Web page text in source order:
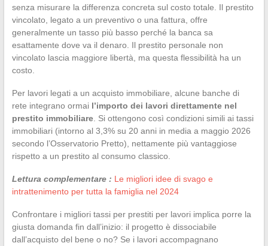
senza misurare la differenza concreta sul costo totale. Il prestito
vincolato, legato a un preventivo o una fattura, offre
generalmente un tasso più basso perché la banca sa
esattamente dove va il denaro. Il prestito personale non
vincolato lascia maggiore libertà, ma questa flessibilità ha un
costo.
Per lavori legati a un acquisto immobiliare, alcune banche di
rete integrano ormai l’importo dei lavori direttamente nel
prestito immobiliare. Si ottengono così condizioni simili ai tassi
immobiliari (intorno al 3,3% su 20 anni in media a maggio 2026
secondo l’Osservatorio Pretto), nettamente più vantaggiose
rispetto a un prestito al consumo classico.
Lettura complementare : Le migliori idee di svago e
intrattenimento per tutta la famiglia nel 2024
Confrontare i migliori tassi per prestiti per lavori implica porre la
giusta domanda fin dall’inizio: il progetto è dissociabile
dall’acquisto del bene o no? Se i lavori accompagnano